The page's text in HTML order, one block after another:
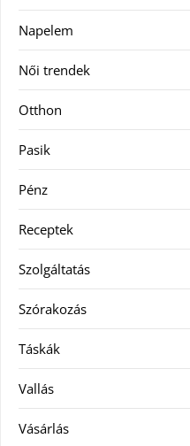
Napelem
Női trendek
Otthon
Pasik
Pénz
Receptek
Szolgáltatás
Szórakozás
Táskák
Vallás
Vásárlás